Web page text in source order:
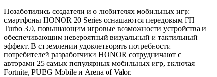
Позаботились создатели и о любителях мобильных игр:
смартфоны HONOR 20 Series оснащаются передовым ГП
Turbo 3.0, повышающим игровые возможности устройства и
обеспечивающим невероятный визуальный и тактильный
эффект. В стремлении удовлетворять потребности
потребителей разработчики HONOR сотрудничают с
авторами 25 самых популярных мобильных игр, включая
Fortnite, PUBG Mobile и Arena of Valor.